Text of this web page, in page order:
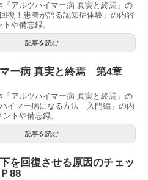
「アルツハイマー病 真実と終焉」の
復！患者が語る認知症体験」の内容
や備忘録。
記事を読む
マー病 真実と終焉 第4章
「アルツハイマー病 真実と終焉」の
イマー病になる方法 入門編」の内
トや備忘録。
記事を読む
を回復させる原因のチェッ
88